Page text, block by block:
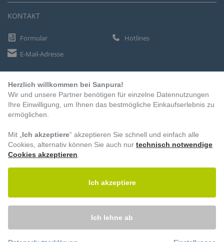
KONTAKT
Formular
Hotlines
E-Mail-Adresse
ZAHLUNGSARTEN
Vorkasse
BESUCHEN SIE UNS
Herzlich willkommen bei Sanpura!
Wir und unsere Partner benötigen für einzelne Datennutzungen
Ihre Einwilligung, um Ihnen das bestmögliche Einkaufserlebnis zu
ermöglichen.
Mit „ Ich akzeptiere“ akzeptieren Sie schnell und einfach alle
Cookies, alternativ können Sie auch nur technisch notwendige
Cookies akzeptieren
Ich akzeptiere
Ich lehne ab